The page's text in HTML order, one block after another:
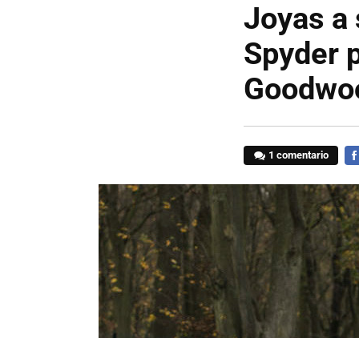
Joyas a
Spyder
1 comentario